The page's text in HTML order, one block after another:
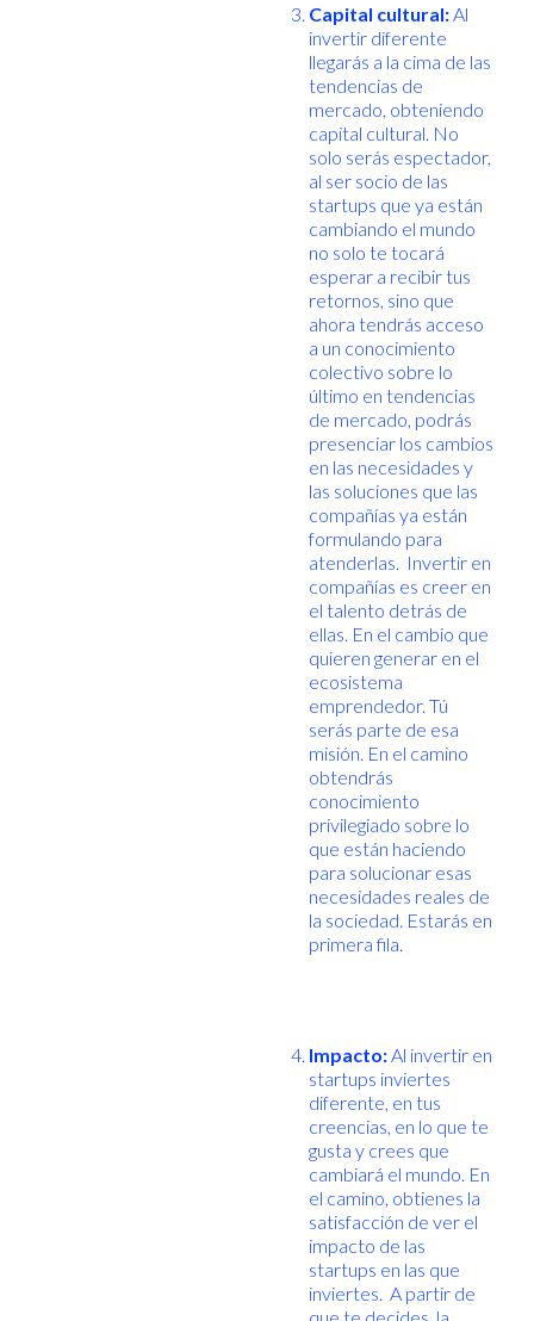
Capital cultural:Al
invertir diferente
llegarás a la cima de las
tendencias de
mercado, obteniendo
capital cultural. No
solo serás espectador,
al ser socio de las
startups que ya están
cambiando el mundo
no solo te tocará
esperar a recibir tus
retornos, sino que
ahora tendrás acceso
a un conocimiento
colectivo sobre lo
último en tendencias
de mercado, podrás
presenciar los cambios
en las necesidades y
las soluciones que las
compañías ya están
formulando para
atenderlas. Invertir en
compañías es creer en
el talento detrás de
ellas. En el cambio que
quieren generar en el
ecosistema
emprendedor. Tú
serás parte de esa
misión. En el camino
obtendrás
conocimiento
privilegiado sobre lo
que están haciendo
para solucionar esas
necesidades reales de
la sociedad. Estarás en
primera fila.
Impacto:Al invertir en
startups inviertes
diferente, en tus
creencias, en lo que te
gusta y crees que
cambiará el mundo. En
el camino, obtienes la
satisfacción de ver el
impacto de las
startups en las que
inviertes. A partir de